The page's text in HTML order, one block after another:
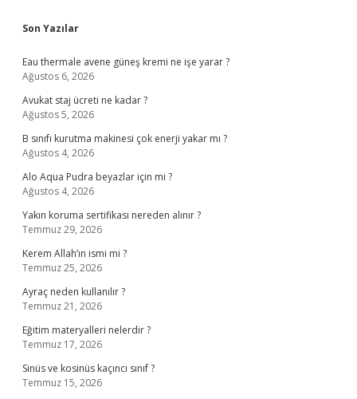
Sidebar
Son Yazılar
Eau thermale avene güneş kremi ne işe yarar ?
Ağustos 6, 2026
Avukat staj ücreti ne kadar ?
Ağustos 5, 2026
B sınıfı kurutma makinesi çok enerji yakar mı ?
Ağustos 4, 2026
Alo Aqua Pudra beyazlar için mi ?
Ağustos 4, 2026
Yakın koruma sertifikası nereden alınır ?
Temmuz 29, 2026
Kerem Allah’ın ismi mi ?
Temmuz 25, 2026
Ayraç neden kullanılır ?
Temmuz 21, 2026
Eğitim materyalleri nelerdir ?
Temmuz 17, 2026
Sinüs ve kosinüs kaçıncı sınıf ?
Temmuz 15, 2026